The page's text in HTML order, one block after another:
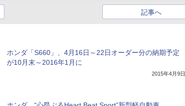
記事へ
ホンダ「S660」、4月16日～22日オーダー分の納期予定
が10月末～2016年1月に
2015年4月9日